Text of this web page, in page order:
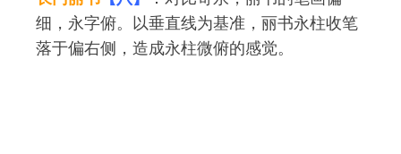
细，永字俯。以垂直线为基准，丽书永柱收笔
落于偏右侧，造成永柱微俯的感觉。